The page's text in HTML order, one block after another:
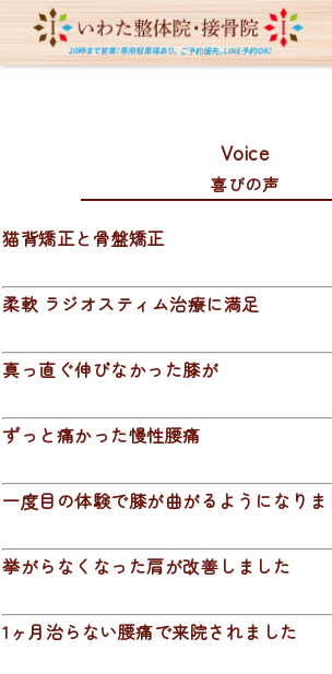
ホーム 喜びの声
Voice
喜びの声
猫背矯正と骨盤矯正
柔軟 ラジオスティム治療に満足
真っ直ぐ伸びなかった膝が
ずっと痛かった慢性腰痛
一度目の体験で膝が曲がるようになりま
挙がらなくなった肩が改善しました
1ヶ月治らない腰痛で来院されました